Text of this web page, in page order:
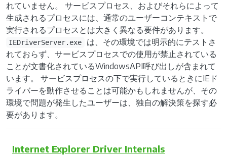
れていません。 サービスプロセス、およびそれらによって
生成されるプロセスには、通常のユーザーコンテキストで
実行されるプロセスとは大きく異なる要件があります。
IEDriverServer.exe
は、その環境では明示的にテストさ
れておらず、サービスプロセスでの使用が禁止されている
ことが文書化されているWindowsAPI呼び出しが含まれて
います。 サービスプロセスの下で実行しているときにIEド
ライバーを動作させることは可能かもしれませんが、その
環境で問題が発生したユーザーは、独自の解決策を探す必
要があります。
Internet Explorer Driver Internals